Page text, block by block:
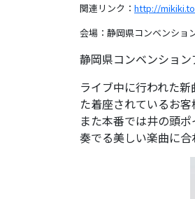
関連リンク： http://
会場：静岡県コンベンシ
静岡県コンベンショ
ライブ中に行われた
た着座されているお
また本番では井の頭
奏でる美しい楽曲に合